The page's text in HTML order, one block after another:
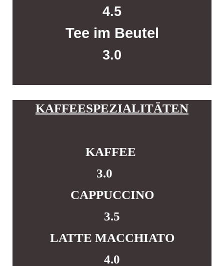
4.5
Tee im Beutel
3.0
KAFFEESPEZIALITÄTEN
KAFFEE
3.0
CAPPUCCINO
3.5
LATTE MACCHIATO
4.0